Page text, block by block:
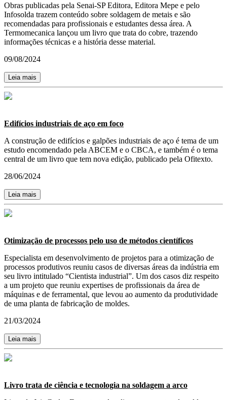
Obras publicadas pela Senai-SP Editora, Editora Mepe e pelo
Infosolda trazem conteúdo sobre soldagem de metais e são
recomendadas para profissionais e estudantes dessa área. A
Termomecanica lançou um livro que trata do cobre, trazendo
informações técnicas e a história desse material.
09/08/2024
Leia mais
Edifícios industriais de aço em foco
A construção de edifícios e galpões industriais de aço é tema de um
estudo encomendado pela ABCEM e o CBCA, e também é o tema
central de um livro que tem nova edição, publicado pela Ofitexto.
28/06/2024
Leia mais
Otimização de processos pelo uso de métodos científicos
Especialista em desenvolvimento de projetos para a otimização de
processos produtivos reuniu casos de diversas áreas da indústria em
seu livro intitulado “Cientista industrial”. Um dos casos diz respeito
a um projeto que reuniu expertises de profissionais da área de
máquinas e de ferramental, que levou ao aumento da produtividade
de uma planta de fabricação de moldes.
21/03/2024
Leia mais
Livro trata de ciência e tecnologia na soldagem a arco